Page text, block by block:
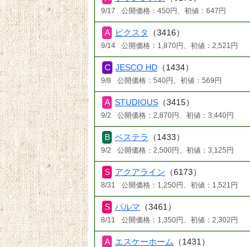
9/17 公開価格：450円、初値：647円
ピクスタ （3416）
9/14 公開価格：1,870円、初値：2,521円
JESCO HD （1434）
9/8 公開価格：540円、初値：569円
STUDIOUS （3415）
9/2 公開価格：2,870円、初値：3,440円
ベステラ （1433）
9/2 公開価格：2,500円、初値：3,125円
アクアライン （6173）
8/31 公開価格：1,250円、初値：1,521円
パルマ （3461）
8/11 公開価格：1,350円、初値：2,302円
エスケーホーム （1431）